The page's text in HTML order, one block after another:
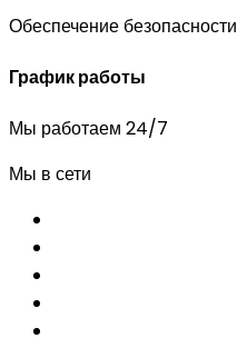
Обеспечение безопасности
График работы
Мы работаем 24/7
Мы в сети